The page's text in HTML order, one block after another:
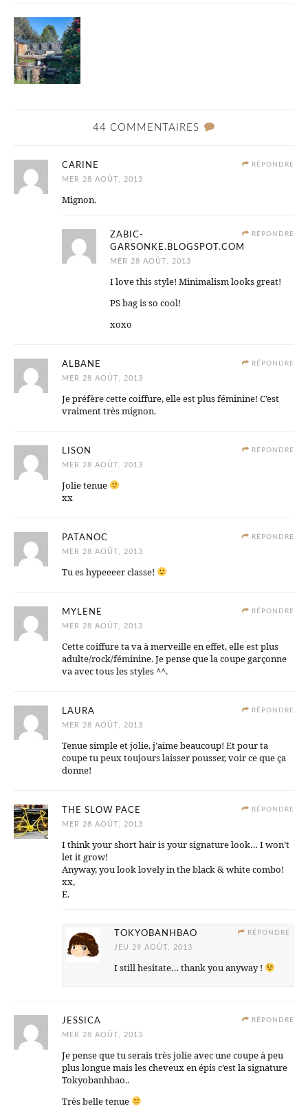
44 COMMENTAIRES
RÉPONDRE
CARINE
MER 28 AOÛT, 2013
Mignon.
RÉPONDRE
ZABIC-
GARSONKE.BLOGSPOT.COM
MER 28 AOÛT, 2013
I love this style! Minimalism looks great!
PS bag is so cool!
xoxo
RÉPONDRE
ALBANE
MER 28 AOÛT, 2013
Je préfère cette coiffure, elle est plus féminine! C’est
vraiment très mignon.
RÉPONDRE
LISON
MER 28 AOÛT, 2013
Jolie tenue
xx
RÉPONDRE
PATANOC
MER 28 AOÛT, 2013
Tu es hypeeeer classe!
RÉPONDRE
MYLENE
MER 28 AOÛT, 2013
Cette coiffure ta va à merveille en effet, elle est plus
adulte/rock/féminine. Je pense que la coupe garçonne
va avec tous les styles ^^.
RÉPONDRE
LAURA
MER 28 AOÛT, 2013
Tenue simple et jolie, j’aime beaucoup! Et pour ta
coupe tu peux toujours laisser pousser, voir ce que ça
donne!
RÉPONDRE
THE SLOW PACE
MER 28 AOÛT, 2013
I think your short hair is your signature look… I won’t
let it grow!
Anyway, you look lovely in the black & white combo!
xx,
E.
RÉPONDRE
TOKYOBANHBAO
JEU 29 AOÛT, 2013
I still hesitate… thank you anyway !
RÉPONDRE
JESSICA
MER 28 AOÛT, 2013
Je pense que tu serais très jolie avec une coupe à peu
plus longue mais les cheveux en épis c’est la signature
Tokyobanhbao..
Très belle tenue